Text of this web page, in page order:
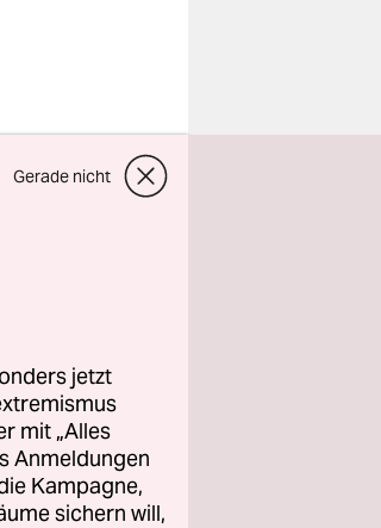
Gerade nicht
jetzt
mit „Alles
Anmeldungen
Kampagne,
sichern will,